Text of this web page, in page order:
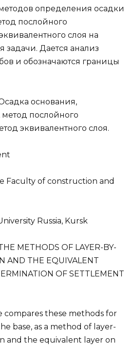
определения осадки
послойного
слоя на
Дается анализ
и обозначаются границы
основания,
метод послойного
эквивалентного слоя.
Faculty of construction and
Russia, Kursk
METHODS OF LAYER-BY-
AND THE EQUIVALENT
OF SETTLEMENT
compares these methods for
base, as a method of layer-
and the equivalent layer on